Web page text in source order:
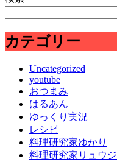
カテゴリー
Uncategorized
youtube
おつまみ
はるあん
ゆっくり実況
レシピ
料理研究家ゆかり
料理研究家リュウジ